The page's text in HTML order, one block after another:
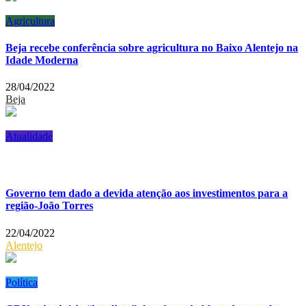
Agricultura
Beja recebe conferência sobre agricultura no Baixo Alentejo na
Idade Moderna
28/04/2022
Beja
Atualidade
Governo tem dado a devida atenção aos investimentos para a
região-João Torres
22/04/2022
Alentejo
Política